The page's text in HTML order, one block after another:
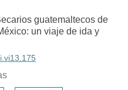
guatemaltecos de
un viaje de ida y